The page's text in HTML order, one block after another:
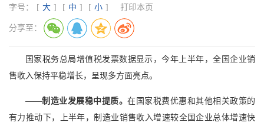
字号：
[ 大 ] [ 中 ] [ 小 ] 打印本页
分享至：
国家税务总局增值税发票数据显示，今年上半年，全国企业销
售收入保持平稳增长，呈现多方面亮点。
——制造业发展稳中提质。在国家税费优惠和其他相关政策的
有力推动下，上半年，制造业销售收入增速较全国企业总体增速快